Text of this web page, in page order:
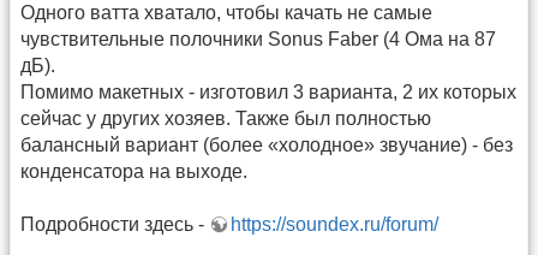
Одного ватта хватало, чтобы качать не самые
чувствительные полочники Sonus Faber (4 Ома на 87
дБ).
Помимо макетных - изготовил 3 варианта, 2 их которых
сейчас у других хозяев. Также был полностью
балансный вариант (более «холодное» звучание) - без
конденсатора на выходе.
Подробности здесь - https://soundex.ru/forum/